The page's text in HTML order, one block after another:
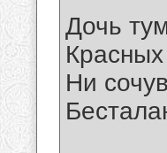
Дочь
Ни